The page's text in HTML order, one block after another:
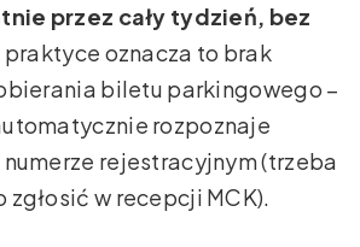
przez cały tydzień, bez
praktyce oznacza to brak
biletu parkingowego –
rozpoznaje
rejestracyjnym (trzeba
w recepcji MCK).